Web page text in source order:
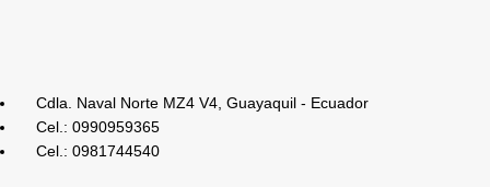
Cdla. Naval Norte MZ4 V4, Guayaquil - Ecuador
Cel.: 0990959365
Cel.: 0981744540